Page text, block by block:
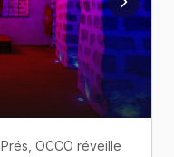
OCCO réveille